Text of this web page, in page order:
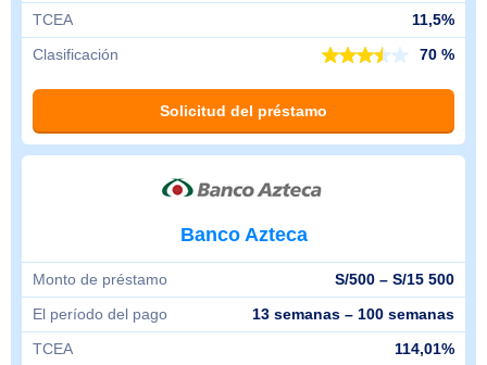
TCEA
11,5%
Clasificación
70 %
Solicitud del préstamo
Banco Azteca
Monto de préstamo
S/500 – S/15 500
El período del pago
13 semanas – 100 semanas
TCEA
114,01%